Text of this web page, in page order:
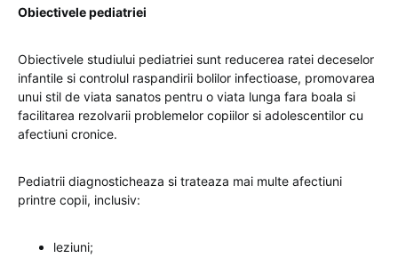
Obiectivele pediatriei
Obiectivele studiului pediatriei sunt reducerea ratei deceselor
infantile si controlul raspandirii bolilor infectioase, promovarea
unui stil de viata sanatos pentru o viata lunga fara boala si
facilitarea rezolvarii problemelor copiilor si adolescentilor cu
afectiuni cronice.
Pediatrii diagnosticheaza si trateaza mai multe afectiuni
printre copii, inclusiv:
leziuni;